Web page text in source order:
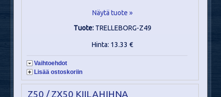
Näytä tuote »
Tuote: TRELLEBORG-Z49
Hinta: 13.33 €
Vaihtoehdot
Lisää ostoskoriin
Z50 / ZX50 KIILAHIHNA